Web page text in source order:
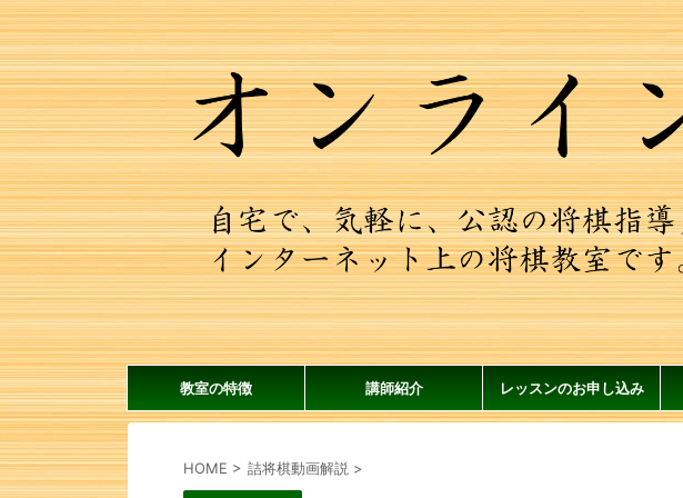
教室の特徴 講師紹介 レッスンのお申し込み
HOME > 詰将棋動画解説 >